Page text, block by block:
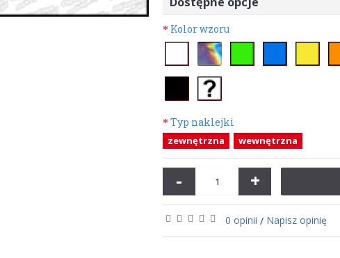
Kolor wzoru
Typ naklejki
zewnętrzna wewnętrzna
- +
0 opinii / Napisz opinię